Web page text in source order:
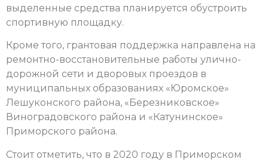
выделенные средства планируется обустроить
спортивную площадку.
Кроме того, грантовая поддержка направлена на
ремонтно-восстановительные работы улично-
дорожной сети и дворовых проездов в
муниципальных образованиях «Юромское»
Лешуконского района, «Березниковское»
Виноградовского района и «Катунинское»
Приморского района.
Стоит отметить, что в 2020 году в Приморском